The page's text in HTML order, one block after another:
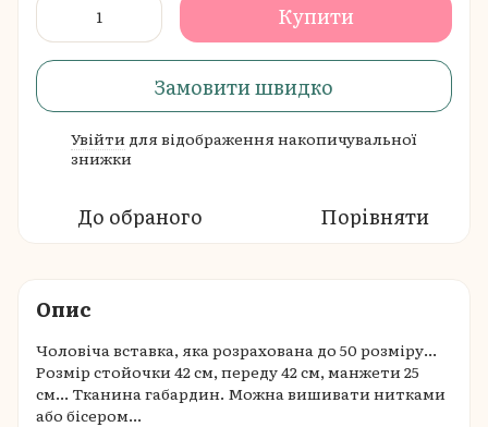
Купити
Замовити швидко
Увійти для відображення накопичувальної
знижки
До обраного Порівняти
Опис
Чоловіча вставка, яка розрахована до 50 розміру...
Розмір стойочки 42 см, переду 42 см, манжети 25
см... Тканина габардин. Можна вишивати нитками
або бісером...